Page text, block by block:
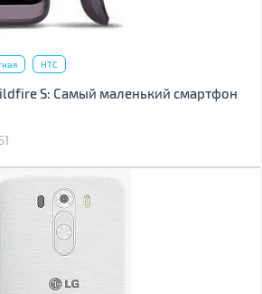
HTC
S: Самый маленький смартфон